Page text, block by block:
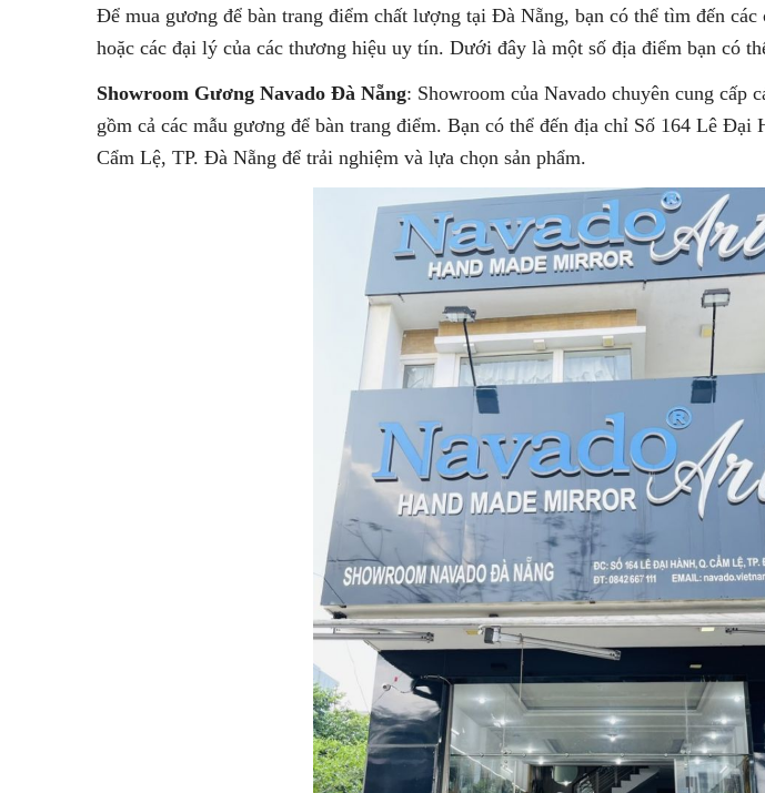
Để mua gương để bàn trang điểm chất lượng tại Đà Nẵng, bạn có thể tìm đến
hoặc các đại lý của các thương hiệu uy tín. Dưới đây là một số địa điểm bạn có
Showroom Gương Navado Đà Nẵng: Showroom của Navado chuyên cung cấp
gồm cả các mẫu gương để bàn trang điểm. Bạn có thể đến địa chỉ Số 164 Lê
Cẩm Lệ, TP. Đà Nẵng để trải nghiệm và lựa chọn sản phẩm.